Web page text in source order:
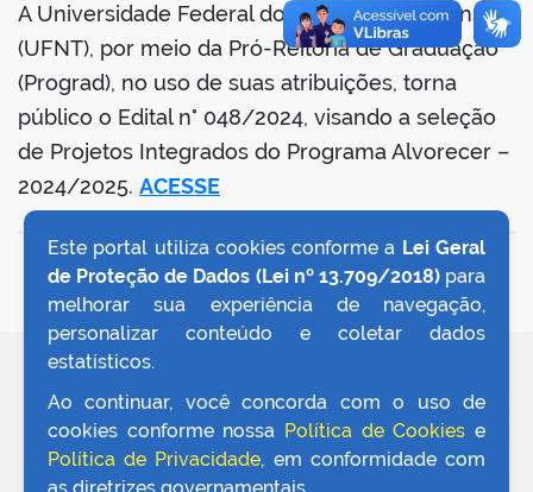
A Universidade Federal do Norte do Tocantins
(UFNT), por meio da Pró-Reitoria de Graduação
(Prograd), no uso de suas atribuições, torna
público o Edital n° 048/2024, visando a seleção
de Projetos Integrados do Programa Alvorecer –
2024/2025. ACESSE
VOLTAR AO TOPO
Este portal utiliza cookies conforme a Lei Geral
de Proteção de Dados (Lei nº 13.709/2018)para
melhorar sua experiência de navegação,
personalizar conteúdo e coletar dados
estatísticos.
Ao continuar, você concorda com o uso de
cookies conforme nossa Política de Cookies e
Política de Privacidade, em conformidade com